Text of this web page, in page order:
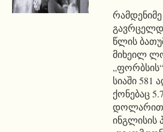
წლის
მიხეილ
სიაში 581
ქონებაც
დოლარით
ინგლისის